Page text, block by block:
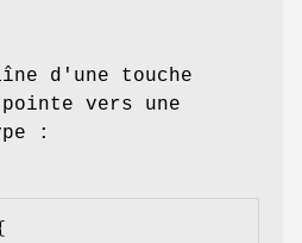
d'une touche
pointe vers une
: